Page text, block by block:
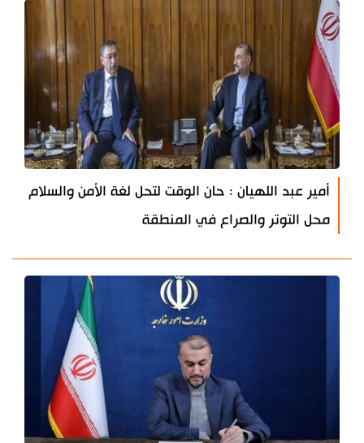
أمير عبد اللهيان : حان الوقت لتحل لغة الأمن والسلام
محل التوتر والصراع في المنطقة